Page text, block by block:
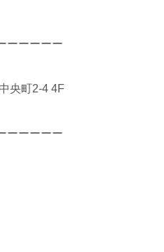
ーーーーー
央町2-4 4F
ーーーーー